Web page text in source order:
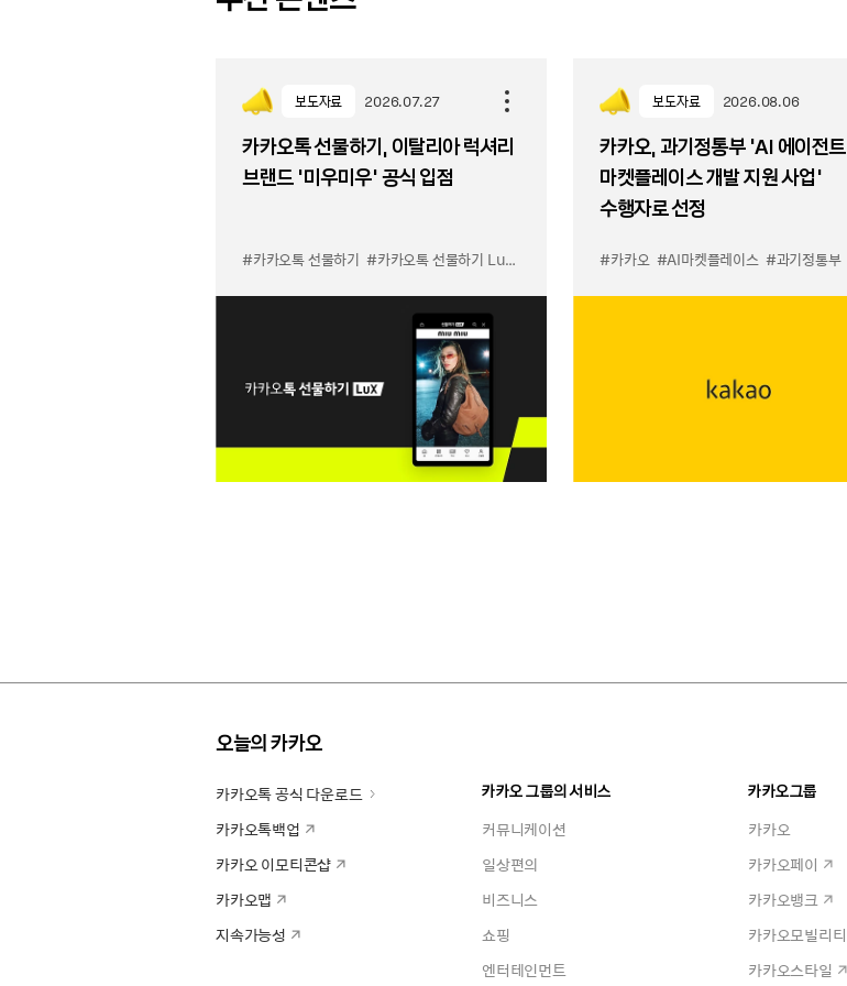
보도자료 2026.07.27
카카오톡 선물하기, 이탈리아 럭셔리
브랜드 '미우미우' 공식 입점
#카카오톡 선물하기 #카카오톡 선물하기 LuX 미우미우 입점 #선물하기 LuX #선물하기 미우미우 입점
보도자료 2026.08.06
카카오, 과기정통부 ‘AI 에이전트
마켓플레이스 개발 지원 사업’
수행자로 선정
#카카오 #AI마켓플레이스 #과기정통부
오늘의 카카오
카카오톡 공식 다운로드
카카오톡백업
카카오 이모티콘샵
카카오맵
지속가능성
카카오 그룹의 서비스
커뮤니케이션
일상편의
비즈니스
쇼핑
엔터테인먼트
카카오그룹
카카오
카카오페이
카카오뱅크
카카오모빌리티
카카오스타일